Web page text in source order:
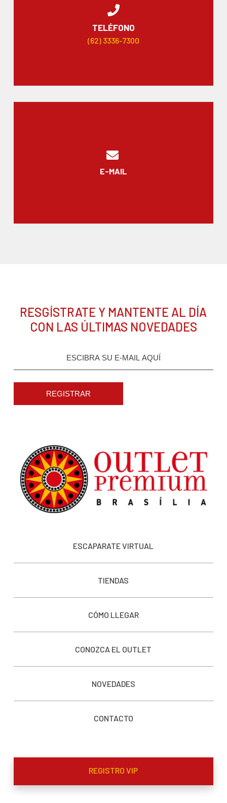
TELÉFONO
(62) 3336-7300
E-MAIL
RESGÍSTRATE Y MANTENTE AL DÍA
CON LAS ÚLTIMAS NOVEDADES
REGISTRAR
ESCAPARATE VIRTUAL
TIENDAS
CÓMO LLEGAR
CONOZCA EL OUTLET
NOVEDADES
CONTACTO
REGISTRO VIP